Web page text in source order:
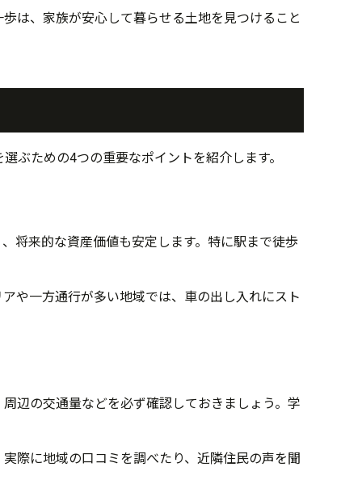
は、家族が安心して暮らせる土地を見つけること
ぶための4つの重要なポイントを紹介します。
将来的な資産価値も安定します。特に駅まで徒歩
や一方通行が多い地域では、車の出し入れにスト
辺の交通量などを必ず確認しておきましょう。学
際に地域の口コミを調べたり、近隣住民の声を聞